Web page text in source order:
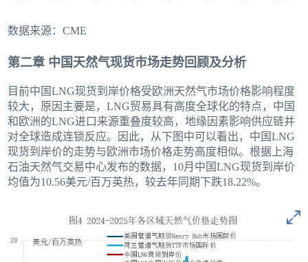
数据来源：CME
第二章 中国天然气现货市场走势回顾及分析
目前中国LNG现货到岸价格受欧洲天然气市场价格影响程度
较大，原因主要是，LNG贸易具有高度全球化的特点，中国
和欧洲的LNG进口来源重叠度较高，地缘因素影响供应链并
对全球造成连锁反应。因此，从下图中可以看出，中国LNG
现货到岸价的走势与欧洲市场价格走势高度相似。根据上海
石油天然气交易中心发布的数据，10月中国LNG现货到岸价
均值为10.56美元/百万英热，较去年同期下跌18.22%。